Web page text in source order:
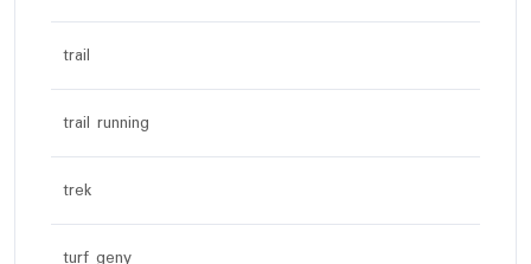
trail
trail running
trek
turf geny